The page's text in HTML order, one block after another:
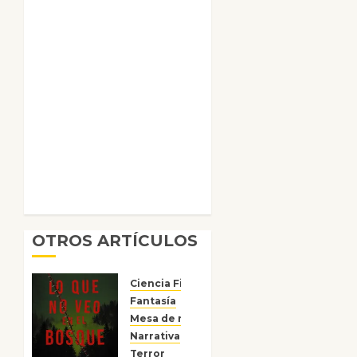
OTROS ARTÍCULOS
Ciencia Ficción
Fantasía
Mesa de novedades
Narrativa
Terror